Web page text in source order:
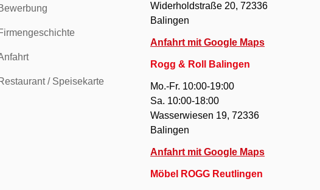
/ Speisekarte
Widerholdstraße 20, 72336
Balingen
Anfahrt mit Google Maps
Rogg & Roll Balingen
Mo.-Fr. 10:00-19:00
Sa. 10:00-18:00
Wasserwiesen 19, 72336
Balingen
Anfahrt mit Google Maps
Möbel ROGG Reutlingen